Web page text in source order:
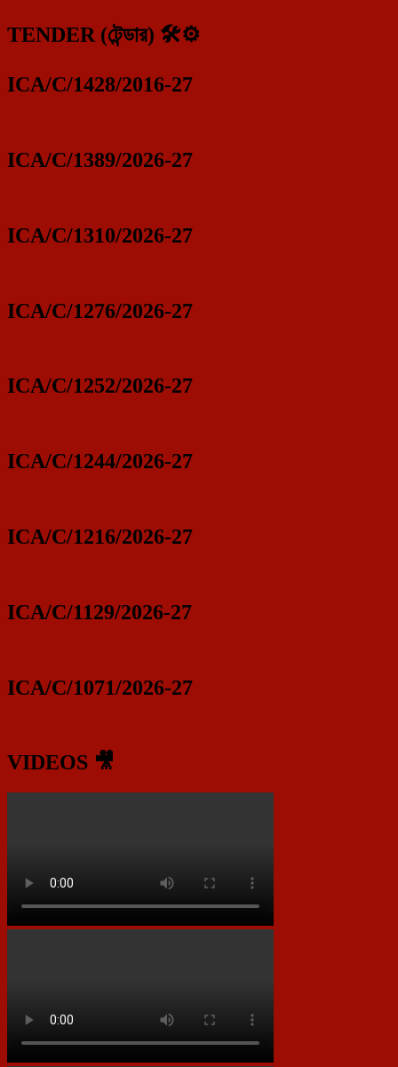
TENDER (টেন্ডার) 🛠️⚙️
ICA/C/1428/2016-27
ICA/C/1389/2026-27
ICA/C/1310/2026-27
ICA/C/1276/2026-27
ICA/C/1252/2026-27
ICA/C/1244/2026-27
ICA/C/1216/2026-27
ICA/C/1129/2026-27
ICA/C/1071/2026-27
VIDEOS 🎥